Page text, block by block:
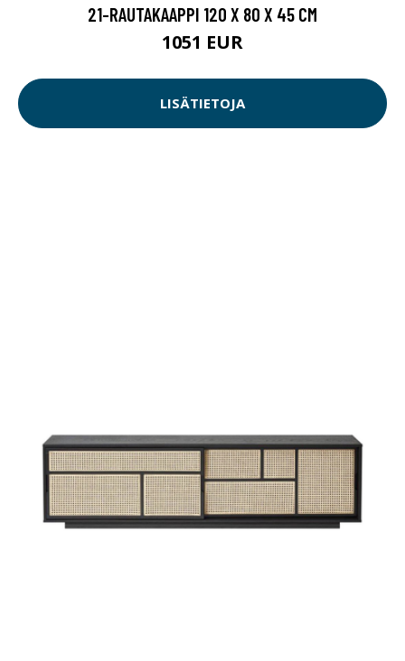
21-RAUTAKAAPPI 120 X 80 X 45 CM
1051 EUR
LISÄTIETOJA